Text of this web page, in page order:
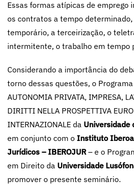
Essas formas atípicas de emprego
os contratos a tempo
temporário, a terceirização, o
intermitente, o trabalho em tempo
Considerando a importância do
torno dessas questões, o
AUTONOMIA PRIVATA, IMPRESA,
DIRITTI NELLA PROSPETTIVA
INTERNAZIONALE da Universidade
em conjunto com o Instituto
Jurídicos – IBEROJUR– e o
em Direito da Universidade
promover o presente seminário.